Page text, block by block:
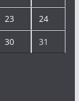
23 24
30 31